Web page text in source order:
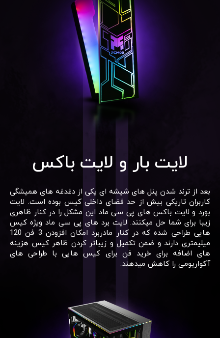
لایت بار و لایت باکس
بعد از ترند شدن پنل های شیشه ای یکی از دغدغه های همیشگی
کاربران تاریکی بیش از حد فضای داخلی کیس بوده است. لایت
بورد و لایت باکس های پی سی ماد این مشکل را در کنار ظاهری
زیبا برای شما حل میکنند. لایت برد های پی سی ماد ویژه کیس
هایی طراحی شده که در کنار مادربرد امکان افزودن 3 فن 120
میلیمتری دارند و ضمن تکمیل و زیباتر کردن ظاهر کیس هزینه
های اضافه برای خرید فن برای کیس هایی با طراحی های
آکواریومی را کاهش میدهند.